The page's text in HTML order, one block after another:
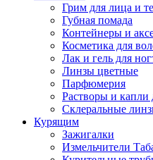
Грим для лица и
Губная помада
Контейнеры и
Косметика для
Лак и гель для
Линзы цветные
Парфюмерия
Растворы и капли
Склеральные
Курящим
Зажигалки
Измельчители